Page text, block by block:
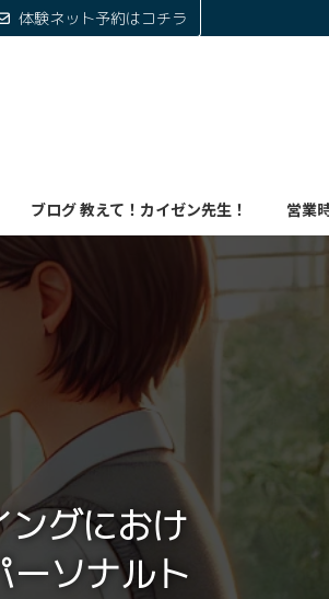
体験ネット予約はコチラ
ブログ 教えて！カイゼン先生！ 営業
グにおけ
ーソナルト